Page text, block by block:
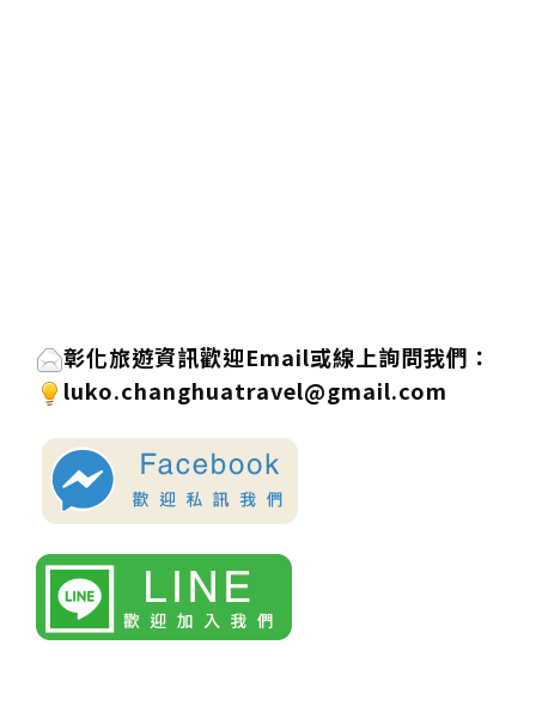
彰化旅遊資訊歡迎Email或線上詢問我們 ：
luko.changhuatravel@gmail.com